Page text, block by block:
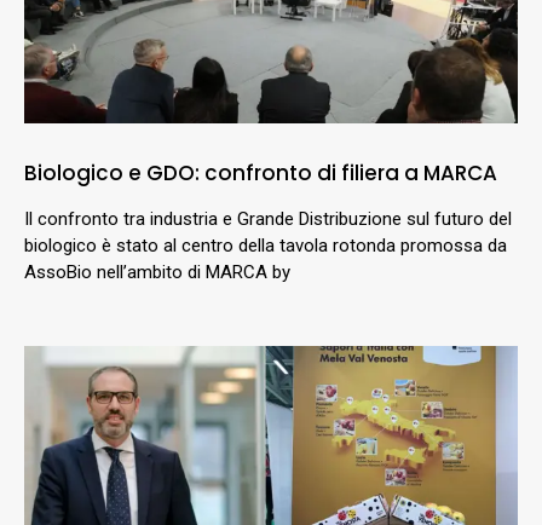
Biologico e GDO: confronto di filiera a MARCA
Il confronto tra industria e Grande Distribuzione sul futuro del
biologico è stato al centro della tavola rotonda promossa da
AssoBio nell’ambito di MARCA by